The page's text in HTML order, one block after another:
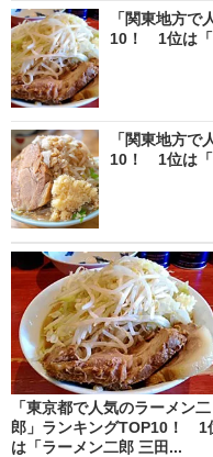
「関東地方
10！ 1位は「
「関東地方
10！ 1位は「
「東京都で人気のラーメン二
郎」ランキングTOP10！ 1
は「ラーメン二郎 三田...